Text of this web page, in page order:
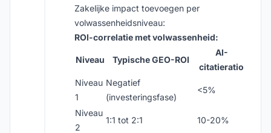
Zakelijke impact toevoegen per
volwassenheidsniveau:
ROI-correlatie met volwassenheid:
Niveau Typische GEO-ROI
AI-
citatieratio
Niveau
1
Negatief
(investeringsfase)
<5%
Niveau
2
1:1 tot 2:1 10-20%